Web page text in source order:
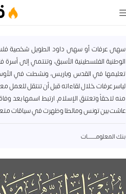
سهى عرفات أو سهى داود الطويل شخصية
الوطنية الفلسطينية الأسبق، وتنتمي إلى
تعليمها في القدس وباريس، ونشطت في
لياسر عرفات خلال لقاءاته قبل أن تنتقل
منه لاحقاً وتعتنق الإسلام. ارتبط اسمها بعد
عاشت بين تونس ومالطا وظهرت في سياقات
بنك المعلومــــــــات